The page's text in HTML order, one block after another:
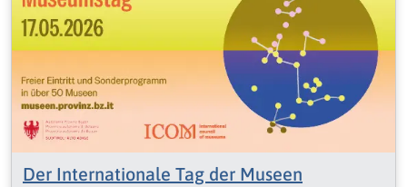
Der Internationale Tag der Museen